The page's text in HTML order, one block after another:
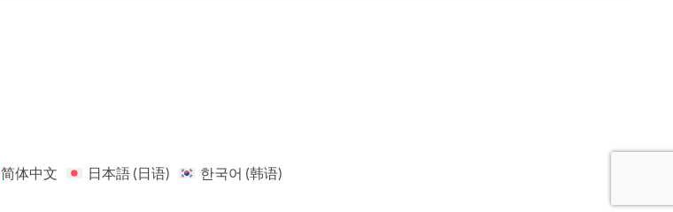
简体中文 日本語(日语) 한국어 (韩语)